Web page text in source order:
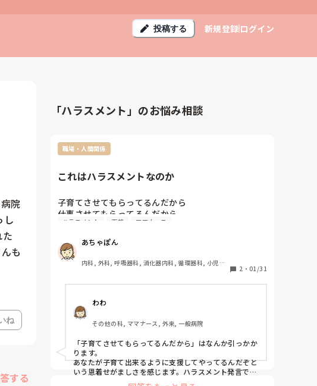
投稿する 新規登録ログイン
院
し
も
ね
する
「ハラスメント」のお悩み相談
職場・人間関係
これはハラスメントなのか
子育てさせてもらってるんだから
仕事させてもらってるんだから
と言う上司のことを、ハラスメントとして訴えて良い
と思いますか？
先日から期末評価面接がありまして、続々とママナー
ス達を刺激しています。
い返したくなりましたね。
どっちもどっち？
どちらにせよ、◯◯させてもらってる、という気持ち
で仕事したことがないため上司とは合いません。
むしろ、ハラスメントにしか聞こえませんでした。
ご意見伺いたいです。
ハラスメント 面接 ママナース
あちゃぽん
内科, 外科, 呼吸器科, 消化器内科, 循環器科, 小児科,
性期, ICU, CCU, HCU, その他の科, ママナース, 外
院, 慢性期, 回復期, 終末期, オペ室, 透析, 検診・健診
2 ・ 01/31
わわ
その他の科, ママナース, 外来, 一般病院
「子育てさせてもらってるんだから」はなんか引っかか
ります。
あなたが子育て出来るように支援してやってるんだぞと
いう恩着せがましさを感じます。ハラスメント発言で良